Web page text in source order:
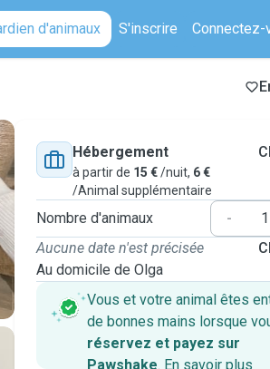
d'animaux S'inscrire Connectez-
Hébergement
à partir de 15 €/nuit, 6 €
/Animal supplémentaire
Nombre d'animaux -
Aucune date n'est précisée
Au domicile de Olga
Vous et votre animal êtes
de bonnes mains lorsque
réservez et payez sur
Pawshake. En savoir plus